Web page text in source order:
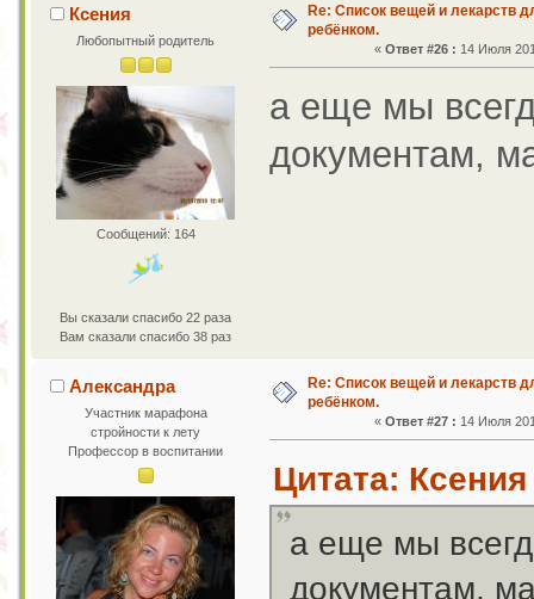
Ксения
Любопытный родитель
Сообщений: 164
Вы сказали спасибо 22 раза
Вам сказали спасибо 38 раз
Re: Список вещей и лекарств
ребёнком.
«Ответ #26 : 14 Июля
а еще мы
документам,
Александра
Участник марафона
стройности к лету
Профессор в воспитании
Re: Список вещей и лекарств
ребёнком.
«Ответ #27 : 14 Июля
Цитата:
а еще мы
документам,